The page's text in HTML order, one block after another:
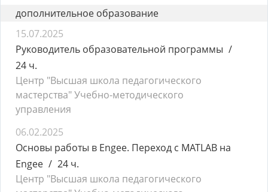
дополнительное образование
15.07.2025
Руководитель образовательной программы
24 ч.
Центр "Высшая школа педагогического
мастерства" Учебно-методического
управления
06.02.2025
Основы работы в Engee. Переход с MATLAB на
Engee
24 ч.
Центр "Высшая школа педагогического